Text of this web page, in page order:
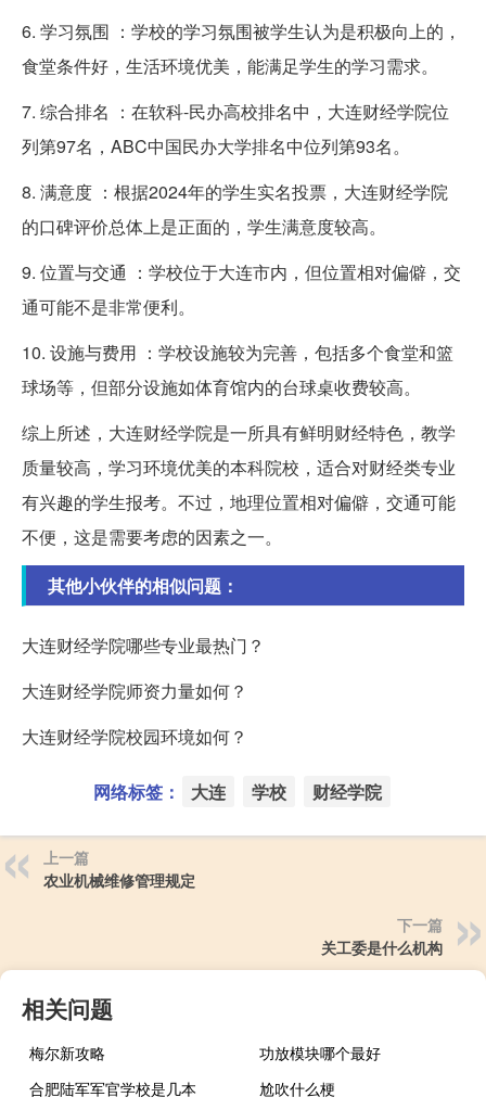
6. 学习氛围 ：学校的学习氛围被学生认为是积极向上的，
食堂条件好，生活环境优美，能满足学生的学习需求。
7. 综合排名 ：在软科-民办高校排名中，大连财经学院位
列第97名，ABC中国民办大学排名中位列第93名。
8. 满意度 ：根据2024年的学生实名投票，大连财经学院
的口碑评价总体上是正面的，学生满意度较高。
9. 位置与交通 ：学校位于大连市内，但位置相对偏僻，交
通可能不是非常便利。
10. 设施与费用 ：学校设施较为完善，包括多个食堂和篮
球场等，但部分设施如体育馆内的台球桌收费较高。
综上所述，大连财经学院是一所具有鲜明财经特色，教学
质量较高，学习环境优美的本科院校，适合对财经类专业
有兴趣的学生报考。不过，地理位置相对偏僻，交通可能
不便，这是需要考虑的因素之一。
其他小伙伴的相似问题：
大连财经学院哪些专业最热门？
大连财经学院师资力量如何？
大连财经学院校园环境如何？
网络标签： 大连 学校 财经学院
上一篇
农业机械维修管理规定
下一篇
关工委是什么机构
相关问题
梅尔新攻略
功放模块哪个最好
合肥陆军军官学校是几本
尬吹什么梗